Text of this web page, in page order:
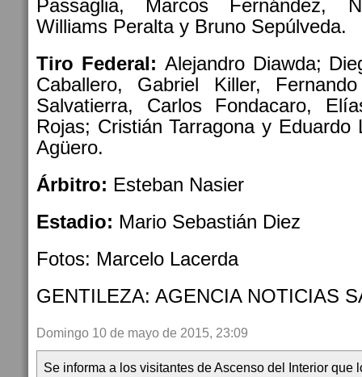
Passaglia, Marcos Fernández,
Williams Peralta y Bruno Sepúlveda.
Tiro Federal: Alejandro Diawda;
Caballero, Gabriel Killer,
Salvatierra, Carlos Fondacaro,
Rojas; Cristián Tarragona y Eduardo
Agüero.
Árbitro: Esteban Nasier
Estadio: Mario Sebastián Diez
Fotos: Marcelo Lacerda
GENTILEZA: AGENCIA NOTICIAS
Domingo 10 de mayo de 2015, 23:09
Se informa a los visitantes de Ascenso del Interior que